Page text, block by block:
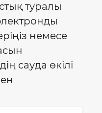
туралы
немесе
сауда өкілі